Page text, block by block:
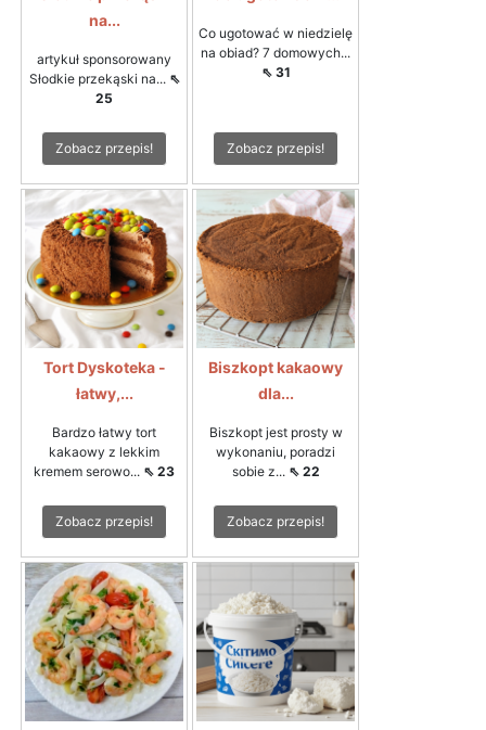
na...
artykuł sponsorowany
Słodkie przekąski na... ⇖
25
Zobacz przepis!
Co ugotować w niedzielę
na obiad? 7 domowych...
⇖ 31
Zobacz przepis!
Tort Dyskoteka -
łatwy,...
Bardzo łatwy tort
kakaowy z lekkim
kremem serowo... ⇖ 23
Zobacz przepis!
Biszkopt kakaowy
dla...
Biszkopt jest prosty w
wykonaniu, poradzi
sobie z... ⇖ 22
Zobacz przepis!